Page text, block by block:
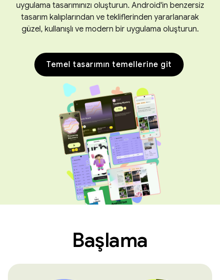
uygulama tasarımınızı oluşturun. Android'in benzersiz
tasarım kalıplarından ve tekliflerinden yararlanarak
güzel, kullanışlı ve modern bir uygulama oluşturun.
Temel tasarımın temellerine git
Başlama